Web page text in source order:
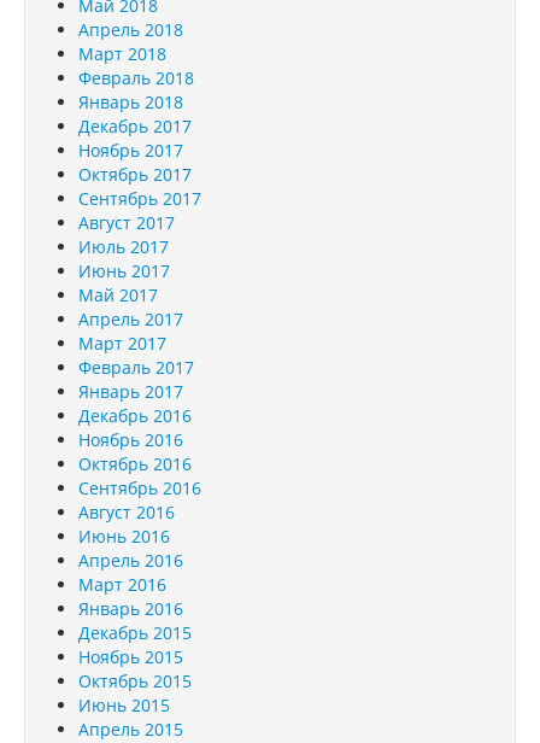
Май 2018
Апрель 2018
Март 2018
Февраль 2018
Январь 2018
Декабрь 2017
Ноябрь 2017
Октябрь 2017
Сентябрь 2017
Август 2017
Июль 2017
Июнь 2017
Май 2017
Апрель 2017
Март 2017
Февраль 2017
Январь 2017
Декабрь 2016
Ноябрь 2016
Октябрь 2016
Сентябрь 2016
Август 2016
Июнь 2016
Апрель 2016
Март 2016
Январь 2016
Декабрь 2015
Ноябрь 2015
Октябрь 2015
Июнь 2015
Апрель 2015